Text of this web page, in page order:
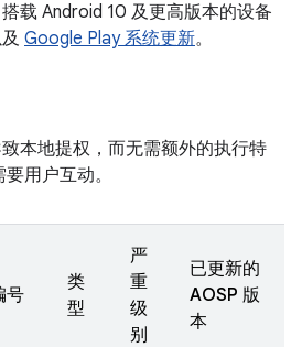
载 Android 10 及更高版本的设备
Google Play 系统更新。
本地提权，而无需额外的执行特
用户互动。
号
类
型
严
重
级
别
已更新的
AOSP 版
本